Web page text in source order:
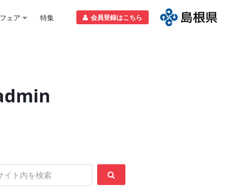
ェア 特集 会員登録はこちら